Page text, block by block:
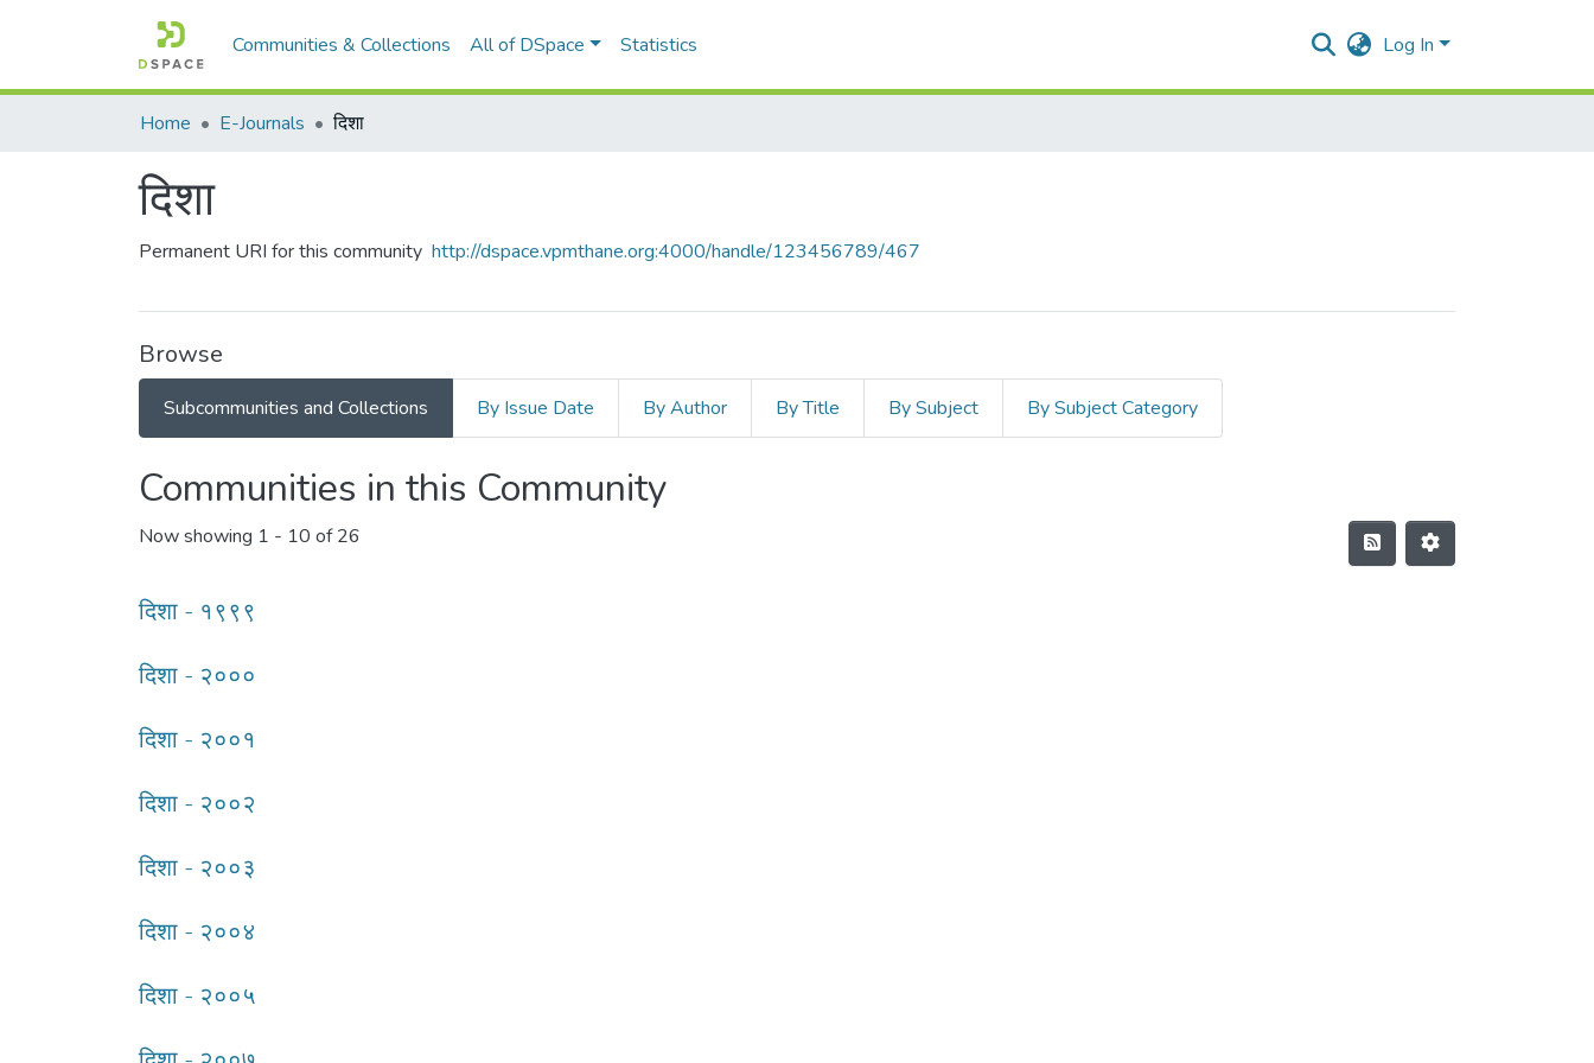
Communities & Collections All of DSpace Statistics Log In
Home E-Journals दिशा
दिशा
Permanent URI for this community http://dspace.vpmthane.org:4000/handle/123456789/467
Browse
Subcommunities and Collections By Issue Date By Author By Title By Subject By Subject Category
Communities in this Community
Now showing 1 - 10 of 26
दिशा - १९९९
दिशा - २०००
दिशा - २००१
दिशा - २००२
दिशा - २००३
दिशा - २००४
दिशा - २००५